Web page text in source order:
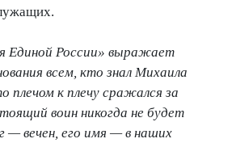
Единой России» выражает
всем, кто знал Михаила
плечом к плечу сражался за
воин никогда не будет
— вечен, его имя — в наших